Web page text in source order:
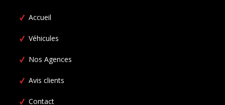
Accueil
Véhicules
Nos Agences
Avis clients
Contact